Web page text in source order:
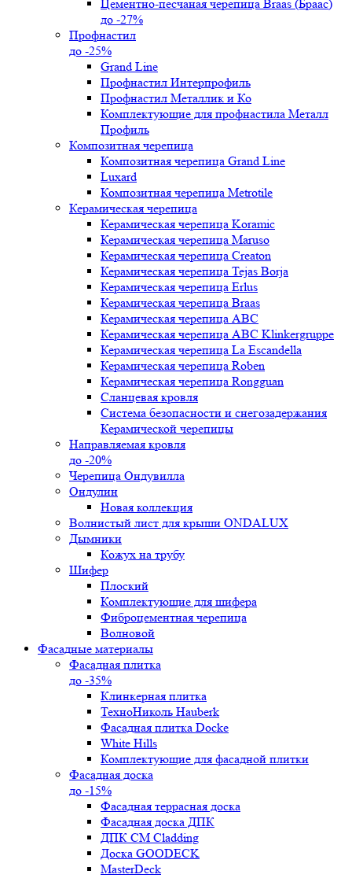
Цементно-песчаная черепица Braas (Браас)
до -27%
Профнастил
до -25%
Grand Line
Профнастил Интерпрофиль
Профнастил Металлик и Ко
Комплектующие для профнастила Металл
Профиль
Композитная черепица
Композитная черепица Grand Line
Luxard
Композитная черепица Metrotile
Керамическая черепица
Керамическая черепица Koramic
Керамическая черепица Maruso
Керамическая черепица Creaton
Керамическая черепица Tejas Borja
Керамическая черепица Erlus
Керамическая черепица Braas
Керамическая черепица ABC
Керамическая черепица ABC Klinkergruppe
Керамическая черепица La Escandella
Керамическая черепица Roben
Керамическая черепица Rongguan
Сланцевая кровля
Система безопасности и снегозадержания
Керамической черепицы
Направляемая кровля
до -20%
Черепица Ондувилла
Ондулин
Новая коллекция
Волнистый лист для крыши ONDALUX
Дымники
Кожух на трубу
Шифер
Плоский
Комплектующие для шифера
Фиброцементная черепица
Волновой
Фасадные материалы
Фасадная плитка
до -35%
Клинкерная плитка
ТехноНиколь Hauberk
Фасадная плитка Docke
White Hills
Комплектующие для фасадной плитки
Фасадная доска
до -15%
Фасадная террасная доска
Фасадная доска ДПК
ДПК CM Cladding
Доска GOODECK
MasterDeck